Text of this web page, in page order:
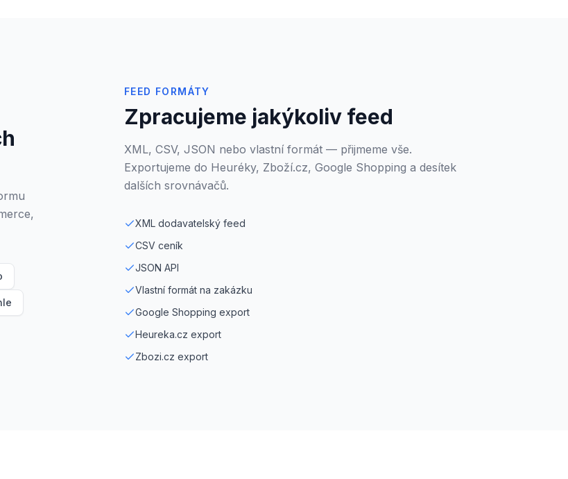
FEED FORMÁTY
Zpracujeme jakýkoliv feed
XML, CSV, JSON nebo vlastní formát — přijmeme vše.
Exportujeme do Heuréky, Zboží.cz, Google Shopping a desítek
dalších srovnávačů.
XML dodavatelský feed
CSV ceník
JSON API
Vlastní formát na zakázku
Google Shopping export
Heureka.cz export
Zbozi.cz export